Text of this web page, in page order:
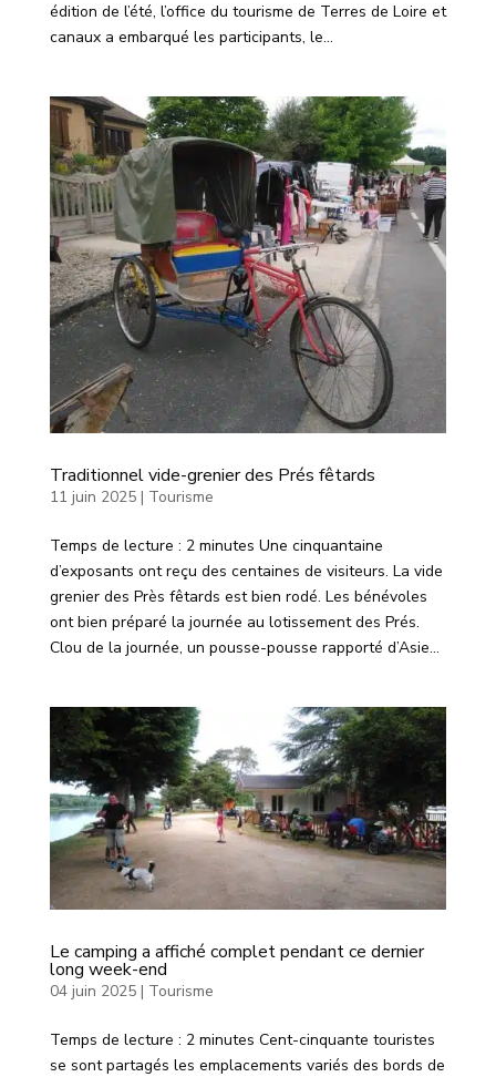
édition de l’été, l’office du tourisme de Terres de Loire et
canaux a embarqué les participants, le...
Traditionnel vide-grenier des Prés fêtards
11 juin 2025| Tourisme
Temps de lecture : 2 minutes Une cinquantaine
d’exposants ont reçu des centaines de visiteurs. La vide
grenier des Près fêtards est bien rodé. Les bénévoles
ont bien préparé la journée au lotissement des Prés.
Clou de la journée, un pousse-pousse rapporté d’Asie...
Le camping a affiché complet pendant ce dernier
long week-end
04 juin 2025| Tourisme
Temps de lecture : 2 minutes Cent-cinquante touristes
se sont partagés les emplacements variés des bords de